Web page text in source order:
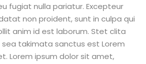
fugiat nulla pariatur. Excepteur
non proident, sunt in culpa qui
anim id est laborum. Stet clita
sea takimata sanctus est Lorem
Lorem ipsum dolor sit amet,